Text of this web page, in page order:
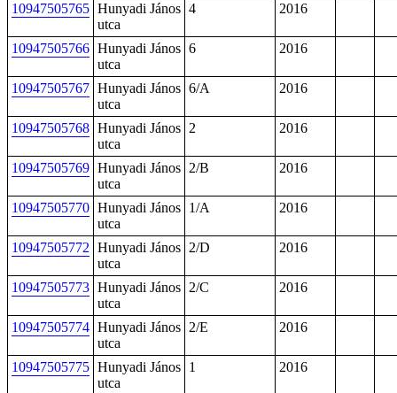
10947505765 Hunyadi János
utca
4 2016
10947505766 Hunyadi János
utca
6 2016
10947505767 Hunyadi János
utca
6/A 2016
10947505768 Hunyadi János
utca
2 2016
10947505769 Hunyadi János
utca
2/B 2016
10947505770 Hunyadi János
utca
1/A 2016
10947505772 Hunyadi János
utca
2/D 2016
10947505773 Hunyadi János
utca
2/C 2016
10947505774 Hunyadi János
utca
2/E 2016
10947505775 Hunyadi János
utca
1 2016